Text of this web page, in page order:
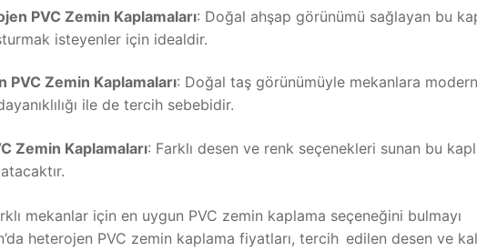
PVC Zemin Kaplamaları: Doğal ahşap görünümü sağlayan bu
isteyenler için idealdir.
Zemin Kaplamaları: Doğal taş görünümüyle mekanlara
ile de tercih sebebidir.
Zemin Kaplamaları: Farklı desen ve renk seçenekleri sunan bu
mekanlar için en uygun PVC zemin kaplama seçeneğini bulmayı
heterojen PVC zemin kaplama fiyatları, tercih edilen desen ve